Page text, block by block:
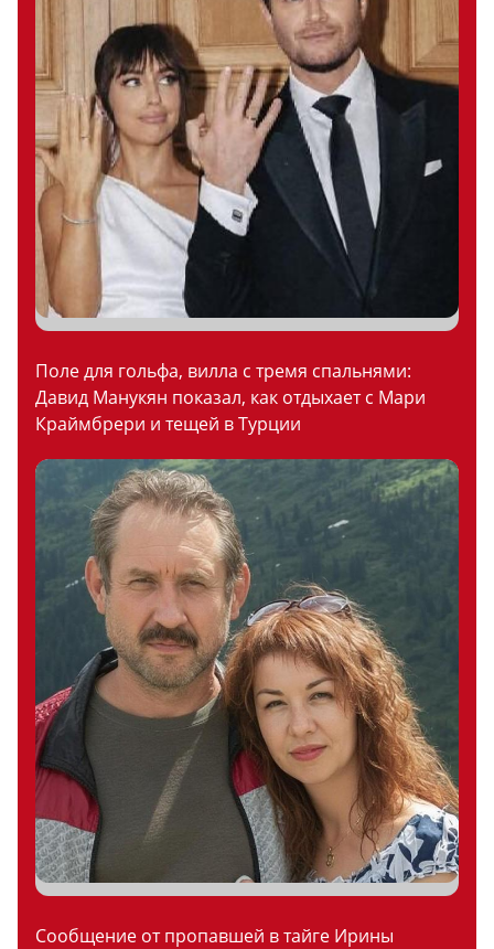
Поле для гольфа, вилла с тремя спальнями:
Давид Манукян показал, как отдыхает с Мари
Краймбрери и тещей в Турции
Сообщение от пропавшей в тайге Ирины